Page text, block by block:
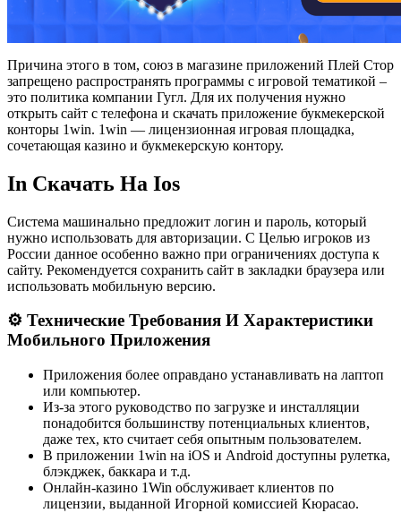
Причина этого в том, союз в магазине приложений Плей Стор
запрещено распространять программы с игровой тематикой –
это политика компании Гугл. Для их получения нужно
открыть сайт с телефона и скачать приложение букмекерской
конторы 1win. 1win — лицензионная игровая площадка,
сочетающая казино и букмекерскую контору.
In Скачать На Ios
Система машинально предложит логин и пароль, который
нужно использовать для авторизации. С Целью игроков из
России данное особенно важно при ограничениях доступа к
сайту. Рекомендуется сохранить сайт в закладки браузера или
использовать мобильную версию.
⚙️ Технические Требования И Характеристики
Мобильного Приложения
Приложения более оправдано устанавливать на лаптоп
или компьютер.
Из-за этого руководство по загрузке и инсталляции
понадобится большинству потенциальных клиентов,
даже тех, кто считает себя опытным пользователем.
В приложении 1win на iOS и Android доступны рулетка,
блэкджек, баккара и т.д.
Онлайн-казино 1Win обслуживает клиентов по
лицензии, выданной Игорной комиссией Кюрасао.